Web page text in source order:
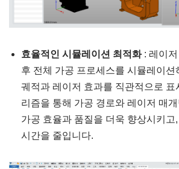
효율적인 시뮬레이션 최적화: 레이저
후 전체 가공 프로세스를 시뮬레이션
궤적과 레이저 효과를 직관적으로 표
리즘을 통해 가공 경로와 레이저 매
가공 효율과 품질을 더욱 향상시키고
시간을 줄입니다.